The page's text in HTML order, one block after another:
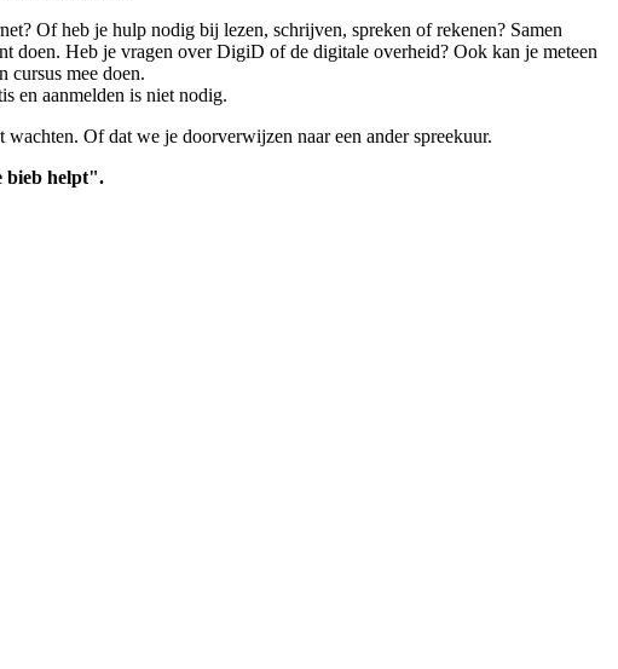
Of heb je hulp nodig bij lezen, schrijven, spreken of rekenen? Samen
doen. Heb je vragen over DigiD of de digitale overheid? Ook kan je meteen
cursus mee doen.
en aanmelden is niet nodig.
Of dat we je doorverwijzen naar een ander spreekuur.
bieb helpt".